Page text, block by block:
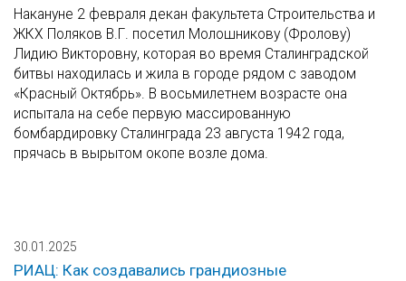
Накануне 2 февраля декан факультета Строительства и
ЖКХ Поляков В.Г. посетил Молошникову (Фролову)
Лидию Викторовну, которая во время Сталинградской
битвы находилась и жила в городе рядом с заводом
«Красный Октябрь». В восьмилетнем возрасте она
испытала на себе первую массированную
бомбардировку Сталинграда 23 августа 1942 года,
прячась в вырытом окопе возле дома.
30.01.2025
РИАЦ: Как создавались грандиозные